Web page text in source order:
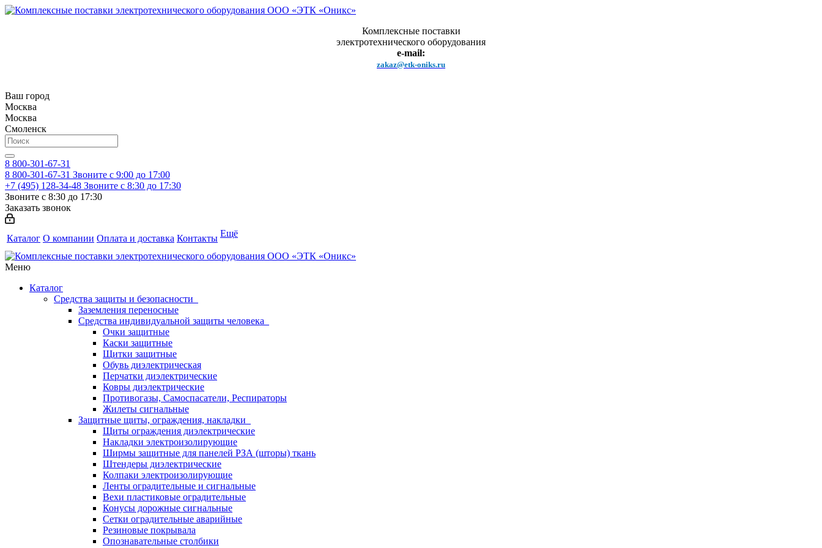
Комплексные поставки
электротехнического оборудования
e-mail:
zakaz@etk-oniks.ru
Ваш город
Москва
Москва
Смоленск
8 800-301-67-31
8 800-301-67-31 Звоните с 9:00 до 17:00
+7 (495) 128-34-48 Звоните с 8:30 до 17:30
Звоните с 8:30 до 17:30
Заказать звонок
Каталог О компании Оплата и доставка Контакты Ещё
Меню
Каталог
Средства защиты и безопасности
Заземления переносные
Средства индивидуальной защиты человека
Очки защитные
Каски защитные
Щитки защитные
Обувь диэлектрическая
Перчатки диэлектрические
Ковры диэлектрические
Противогазы, Самоспасатели, Респираторы
Жилеты сигнальные
Защитные щиты, ограждения, накладки
Щиты ограждения диэлектрические
Накладки электроизолирующие
Ширмы защитные для панелей РЗА (шторы) ткань
Штендеры диэлектрические
Колпаки электроизолирующие
Ленты оградительные и сигнальные
Вехи пластиковые оградительные
Конусы дорожные сигнальные
Сетки оградительные аварийные
Резиновые покрывала
Опознавательные столбики